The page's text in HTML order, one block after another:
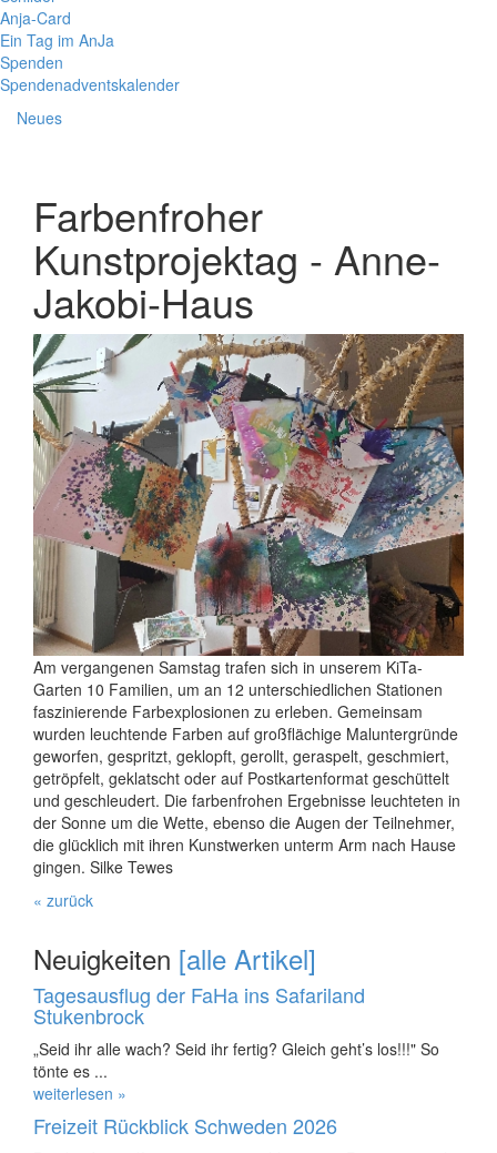
Anja-Card
Ein Tag im AnJa
Spenden
Spendenadventskalender
Neues
Farbenfroher
Kunstprojektag - Anne-
Jakobi-Haus
Am vergangenen Samstag trafen sich in unserem KiTa-
Garten 10 Familien, um an 12 unterschiedlichen Stationen
faszinierende Farbexplosionen zu erleben. Gemeinsam
wurden leuchtende Farben auf großflächige Maluntergründe
geworfen, gespritzt, geklopft, gerollt, geraspelt, geschmiert,
getröpfelt, geklatscht oder auf Postkartenformat geschüttelt
und geschleudert. Die farbenfrohen Ergebnisse leuchteten in
der Sonne um die Wette, ebenso die Augen der Teilnehmer,
die glücklich mit ihren Kunstwerken unterm Arm nach Hause
gingen. Silke Tewes
« zurück
Neuigkeiten [alle Artikel]
Tagesausflug der FaHa ins Safariland
Stukenbrock
„Seid ihr alle wach? Seid ihr fertig? Gleich geht’s los!!!" So
tönte es ...
weiterlesen »
Freizeit Rückblick Schweden 2026